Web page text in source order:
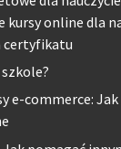
kursy online dla
certyfikatu
e-commerce: